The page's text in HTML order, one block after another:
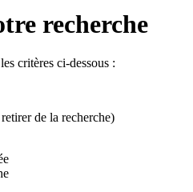
recherche
critères ci-dessous :
de la recherche)